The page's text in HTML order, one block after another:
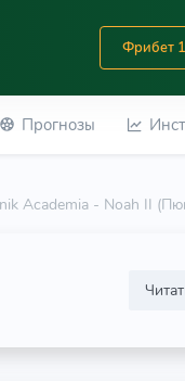
Фрибет
Прогнозы
Academia - Noah II